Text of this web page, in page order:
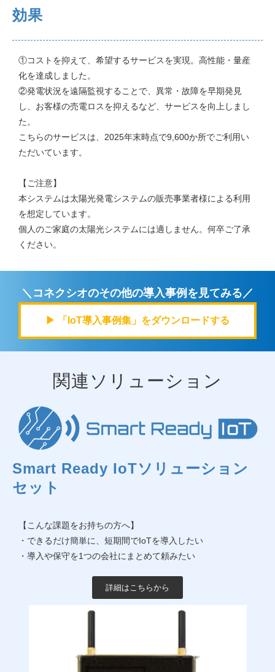
効果
①コストを抑えて、希望するサービスを実現。高性能・量産
化を達成しました。
②発電状況を遠隔監視することで、異常・故障を早期発見
し、お客様の売電ロスを抑えるなど、サービスを向上しまし
た。
こちらのサービスは、 2025年末時点で9,600か所でご利用い
ただいています。
【ご注意】
本システムは太陽光発電システムの販売事業者様による利用
を想定しています。
個人のご家庭の太陽光システムには適しません。何卒ご了承
ください。
＼コネクシオのその他の導入事例を見てみる／
▶ 「IoT導入事例集」をダウンロードする
関連ソリューション
Smart Ready IoTソリューション
セット
【こんな課題をお持ちの方へ】
・できるだけ簡単に、短期間でIoTを導入したい
・導入や保守を1つの会社にまとめて頼みたい
詳細はこちらから